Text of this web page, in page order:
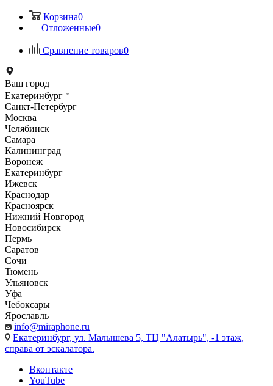
Корзина0
Отложенные0
Сравнение товаров0
Ваш город
Екатеринбург
Санкт-Петербург
Москва
Челябинск
Самара
Калининград
Воронеж
Екатеринбург
Ижевск
Краснодар
Красноярск
Нижний Новгород
Новосибирск
Пермь
Саратов
Сочи
Тюмень
Ульяновск
Уфа
Чебоксары
Ярославль
info@miraphone.ru
Екатеринбург, ул. Малышева 5, ТЦ "Алатырь", -1 этаж,
справа от эскалатора.
Вконтакте
YouTube